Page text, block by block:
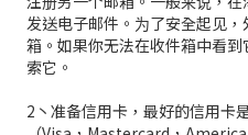
发送电子邮件。为了安全起见
箱。如果你无法在收件箱中看
索它。
2丶准备信用卡，最好的信用卡